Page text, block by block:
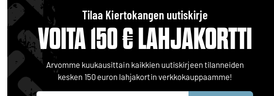
Tilaa Kiertokangen uutiskirje
VOITA 150 € LAHJAKORTTI
Arvomme kuukausittain kaikkien uutiskirjeen tilanneiden
kesken 150 euron lahjakortin verkkokauppaamme!